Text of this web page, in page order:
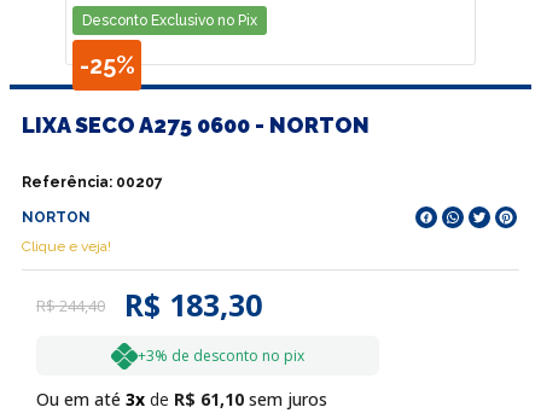
Desconto Exclusivo no Pix
-25%
LIXA SECO A275 0600 - NORTON
Referência: 00207
NORTON
Clique e veja!
R$244,40 R$ 183,30
+3% de desconto no pix
Ou em até 3 R$ 61,10 sem juros